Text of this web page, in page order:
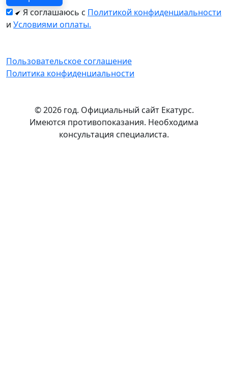
Я соглашаюсь с Политикой конфиденциальности
и Условиями оплаты.
Пользовательское соглашение
Политика конфиденциальности
© 2026 год. Официальный сайт Екатурс.
Имеются противопоказания. Необходима
консультация специалиста.